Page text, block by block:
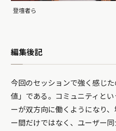
登壇者ら
編集後記
今回のセッションで強く感じ
値」である。コミュニティと
ーが双方向に働くようになり
ー間だけではなく、ユーザー